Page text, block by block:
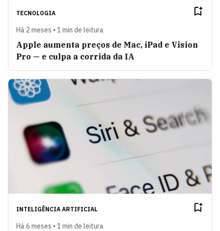
TECNOLOGIA
Há 2 meses • 1 min de leitura
Apple aumenta preços de Mac, iPad e Vision
Pro — e culpa a corrida da IA
INTELIGÊNCIA ARTIFICIAL
Há 6 meses • 1 min de leitura